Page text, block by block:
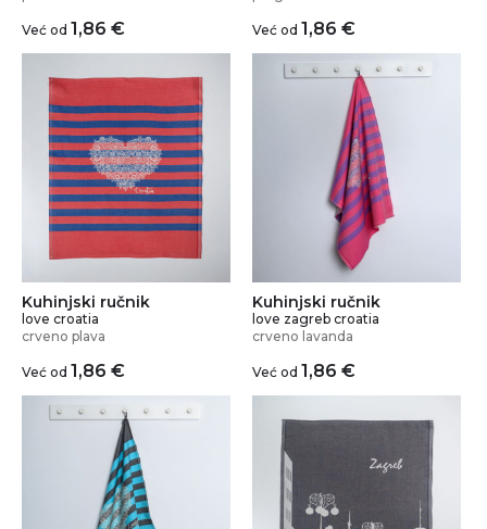
Već od 1,86 € Već od 1,86 €
Kuhinjski ručnik
love croatia
crveno plava
Već od 1,86 €
Kuhinjski ručnik
love zagreb croatia
crveno lavanda
Već od 1,86 €